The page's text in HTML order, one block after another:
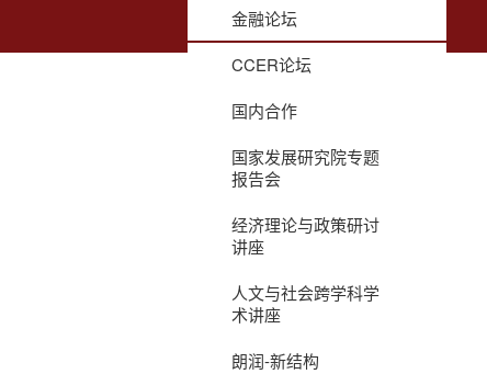
金融论坛
CCER论坛
国内合作
国家发展研究院专题
报告会
经济理论与政策研讨
讲座
人文与社会跨学科学
术讲座
朗润-新结构